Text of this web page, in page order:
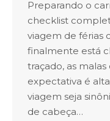
Preparando o
checklist
viagem de férias
finalmente está
traçado, as
expectativa é
viagem seja
de cabeça…